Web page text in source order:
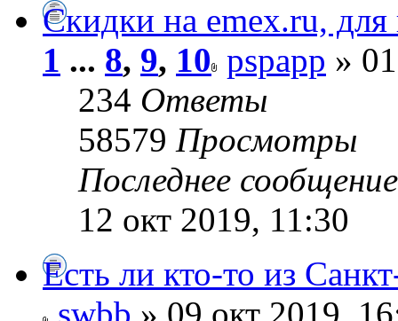
Скидки на emex.ru,
1 ... 8, 9, 10 pspapp »
234 Ответы
58579 Просмотры
Последнее
12 окт 2019, 11:30
Есть ли кто-то из